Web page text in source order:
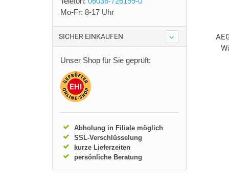
Mo-Fr: 8-17 Uhr
SICHER EINKAUFEN
Unser Shop für Sie geprüft:
Abholung in Filiale möglich
SSL-Verschlüsselung
kurze Lieferzeiten
persönliche Beratung